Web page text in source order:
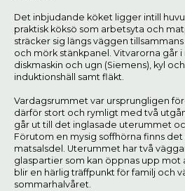
Det inbjudande köket ligger intill
praktisk köksö som arbetsyta och
sträcker sig längs väggen
och mörk stänkpanel. Vitvarorna går
diskmaskin och ugn (Siemens), kyl
induktionshäll samt fläkt.
Vardagsrummet var ursprungligen
därför stort och rymligt med två
går ut till det inglasade uterummet
Förutom en mysig soffhörna finns det
matsalsdel. Uterummet har två
glaspartier som kan öppnas upp
blir en härlig träffpunkt för familj och
sommarhalvåret.